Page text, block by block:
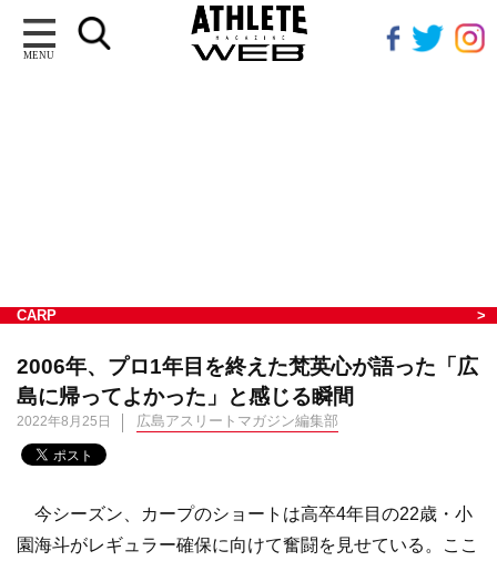
MENU
CARP
2006年、プロ1年目を終えた梵英心が語った「広
島に帰ってよかった」と感じる瞬間
2022年8月25日 広島アスリートマガジン編集部
今シーズン、カープのショートは高卒4年目の22歳・小
園海斗がレギュラー確保に向けて奮闘を見せている。ここ